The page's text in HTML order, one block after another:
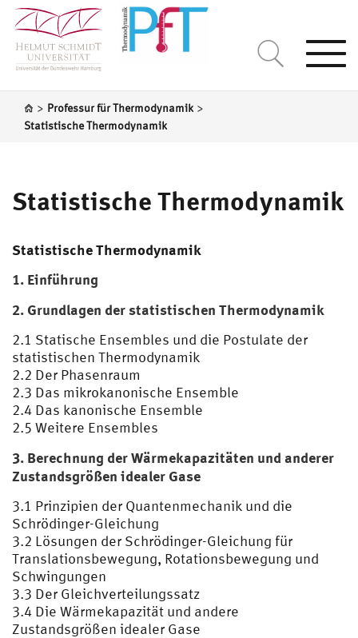
> Professur für Thermodynamik >
Statistische Thermodynamik
Statistische Thermodynamik
Statistische Thermodynamik
1. Einführung
2. Grundlagen der statistischen Thermodynamik
2.1 Statische Ensembles und die Postulate der
statistischen Thermodynamik
2.2 Der Phasenraum
2.3 Das mikrokanonische Ensemble
2.4 Das kanonische Ensemble
2.5 Weitere Ensembles
3. Berechnung der Wärmekapazitäten und anderer
Zustandsgrößen idealer Gase
3.1 Prinzipien der Quantenmechanik und die
Schrödinger-Gleichung
3.2 Lösungen der Schrödinger-Gleichung für
Translationsbewegung, Rotationsbewegung und
Schwingungen
3.3 Der Gleichverteilungssatz
3.4 Die Wärmekapazität und andere
Zustandsgrößen idealer Gase